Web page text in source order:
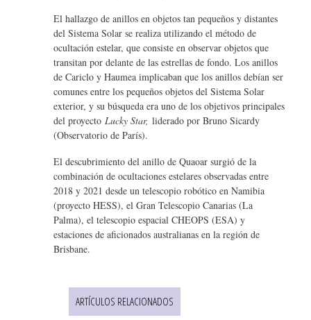
El hallazgo de anillos en objetos tan pequeños y distantes
del Sistema Solar se realiza utilizando el método de
ocultación estelar, que consiste en observar objetos que
transitan por delante de las estrellas de fondo. Los anillos
de Cariclo y Haumea implicaban que los anillos debían ser
comunes entre los pequeños objetos del Sistema Solar
exterior, y su búsqueda era uno de los objetivos principales
del proyectoLucky Star, liderado por Bruno Sicardy
(Observatorio de París).
El descubrimiento del anillo de Quaoar surgió de la
combinación de ocultaciones estelares observadas entre
2018 y 2021 desde un telescopio robótico en Namibia
(proyecto HESS), el Gran Telescopio Canarias (La
Palma), el telescopio espacial CHEOPS (ESA) y
estaciones de aficionados australianas en la región de
Brisbane.
ARTÍCULOS RELACIONADOS